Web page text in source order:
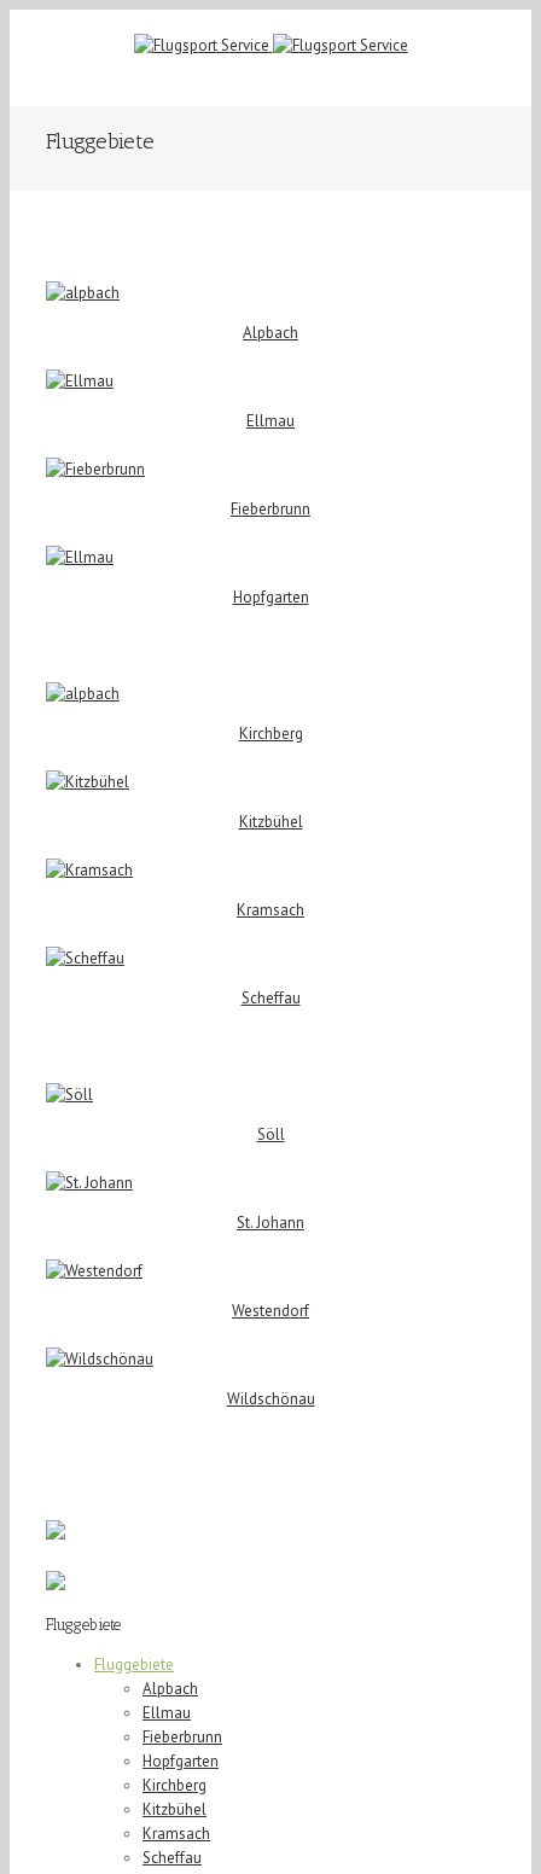
Fluggebiete
Alpbach
Ellmau
Fieberbrunn
Hopfgarten
Kirchberg
Kitzbühel
Kramsach
Scheffau
Söll
St. Johann
Westendorf
Wildschönau
Fluggebiete
Fluggebiete
Alpbach
Ellmau
Fieberbrunn
Hopfgarten
Kirchberg
Kitzbühel
Kramsach
Scheffau